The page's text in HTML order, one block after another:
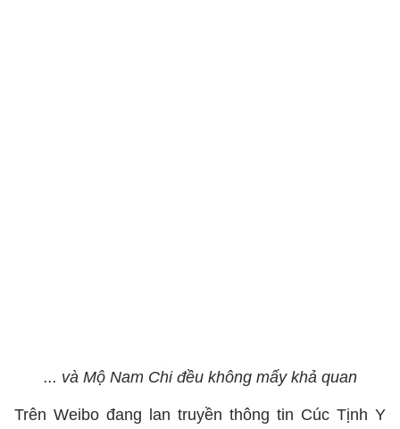
... và Mộ Nam Chi đều không mấy khả quan
Trên Weibo đang lan truyền thông tin Cúc Tịnh Y